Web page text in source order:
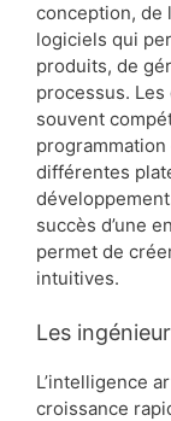
conception, de
logiciels qui
produits, de
processus.
souvent
différentes
succès d’une
permet de
intuitives.
Les
L’intelligence
croissance